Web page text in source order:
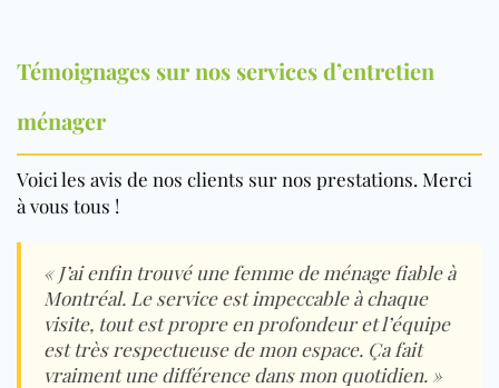
Témoignages sur nos services d’entretien
ménager
Voici les avis de nos clients sur nos prestations. Merci
à vous tous !
« J’ai enfin trouvé une femme de ménage fiable à
Montréal. Le service est impeccable à chaque
visite, tout est propre en profondeur et l’équipe
est très respectueuse de mon espace. Ça fait
vraiment une différence dans mon quotidien. »